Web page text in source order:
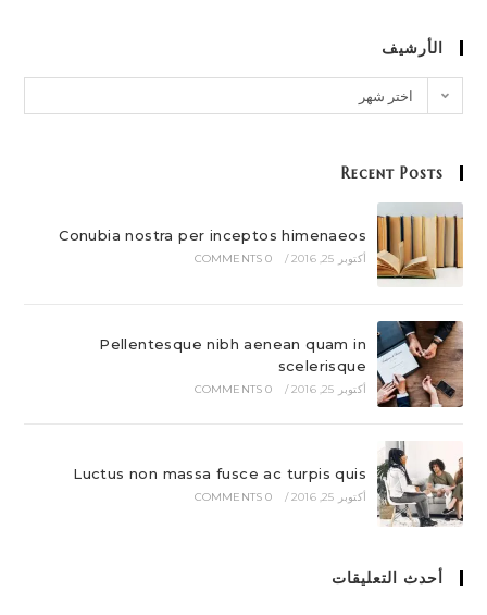
الأرشيف
اختر شهر
Recent Posts
Conubia nostra per inceptos himenaeos
أكتوبر 25, 2016 /
0 COMMENTS
Pellentesque nibh aenean quam in
scelerisque
أكتوبر 25, 2016 /
0 COMMENTS
Luctus non massa fusce ac turpis quis
أكتوبر 25, 2016 /
0 COMMENTS
أحدث التعليقات